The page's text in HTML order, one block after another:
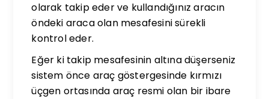
olarak takip eder ve kullandığınız aracın
öndeki araca olan mesafesini sürekli
kontrol eder.
Eğer ki takip mesafesinin altına düşerseniz
sistem önce araç göstergesinde kırmızı
üçgen ortasında araç resmi olan bir ibare